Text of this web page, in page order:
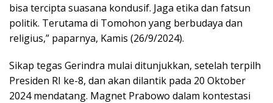
bisa tercipta suasana kondusif. Jaga etika dan fatsun
politik. Terutama di Tomohon yang berbudaya dan
religius,” paparnya, Kamis (26/9/2024).
Sikap tegas Gerindra mulai ditunjukkan, setelah terpilh
Presiden RI ke-8, dan akan dilantik pada 20 Oktober
2024 mendatang. Magnet Prabowo dalam kontestasi